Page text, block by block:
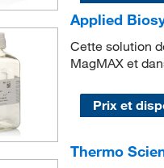
Applied
Cette solution
MagMAX et
Prix et
Thermo